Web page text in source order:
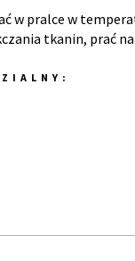
w pralce w
tkanin, prać